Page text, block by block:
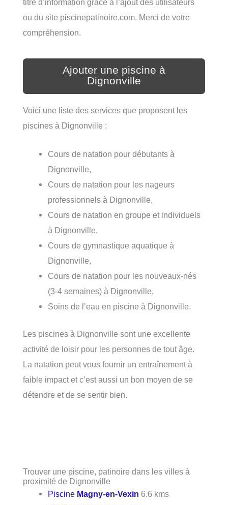
titre d’information grâce à l’ajout des utilisateurs
ou du site piscinepatinoire.com. Merci de votre
compréhension.
Ajouter une piscine à
Dignonville
Voici une liste des services que proposent les
piscines à Dignonville :
Cours de natation pour débutants à
Dignonville,
Cours de natation pour les nageurs
professionnels à Dignonville,
Cours de natation en groupe et individuels
à Dignonville,
Cours de gymnastique aquatique à
Dignonville,
Cours de natation pour les nouveaux-nés
(3-4 semaines) à Dignonville,
Soins de l’eau en piscine à Dignonville.
Les piscines à Dignonville sont une excellente
activité de loisir pour les personnes de tout âge.
La natation peut vous fournir un entraînement à
faible impact et c’est aussi un bon moyen de se
détendre et de se sentir bien.
Trouver une piscine, patinoire dans les villes à
proximité de Dignonville
Piscine Magny-en-Vexin 6.6 kms